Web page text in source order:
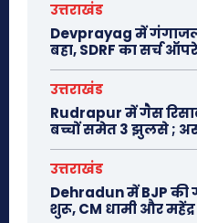
उत्तराखंड
Devprayag में
बहा, SDRF का सर्च
उत्तराखंड
Rudrapur में गैस
बच्चों समेत 3 झुलसे ;
उत्तराखंड
Dehradun में BJP
शुरू, CM धामी और